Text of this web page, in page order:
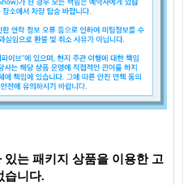
는 패키지 상품을 이용한 고
습니다.